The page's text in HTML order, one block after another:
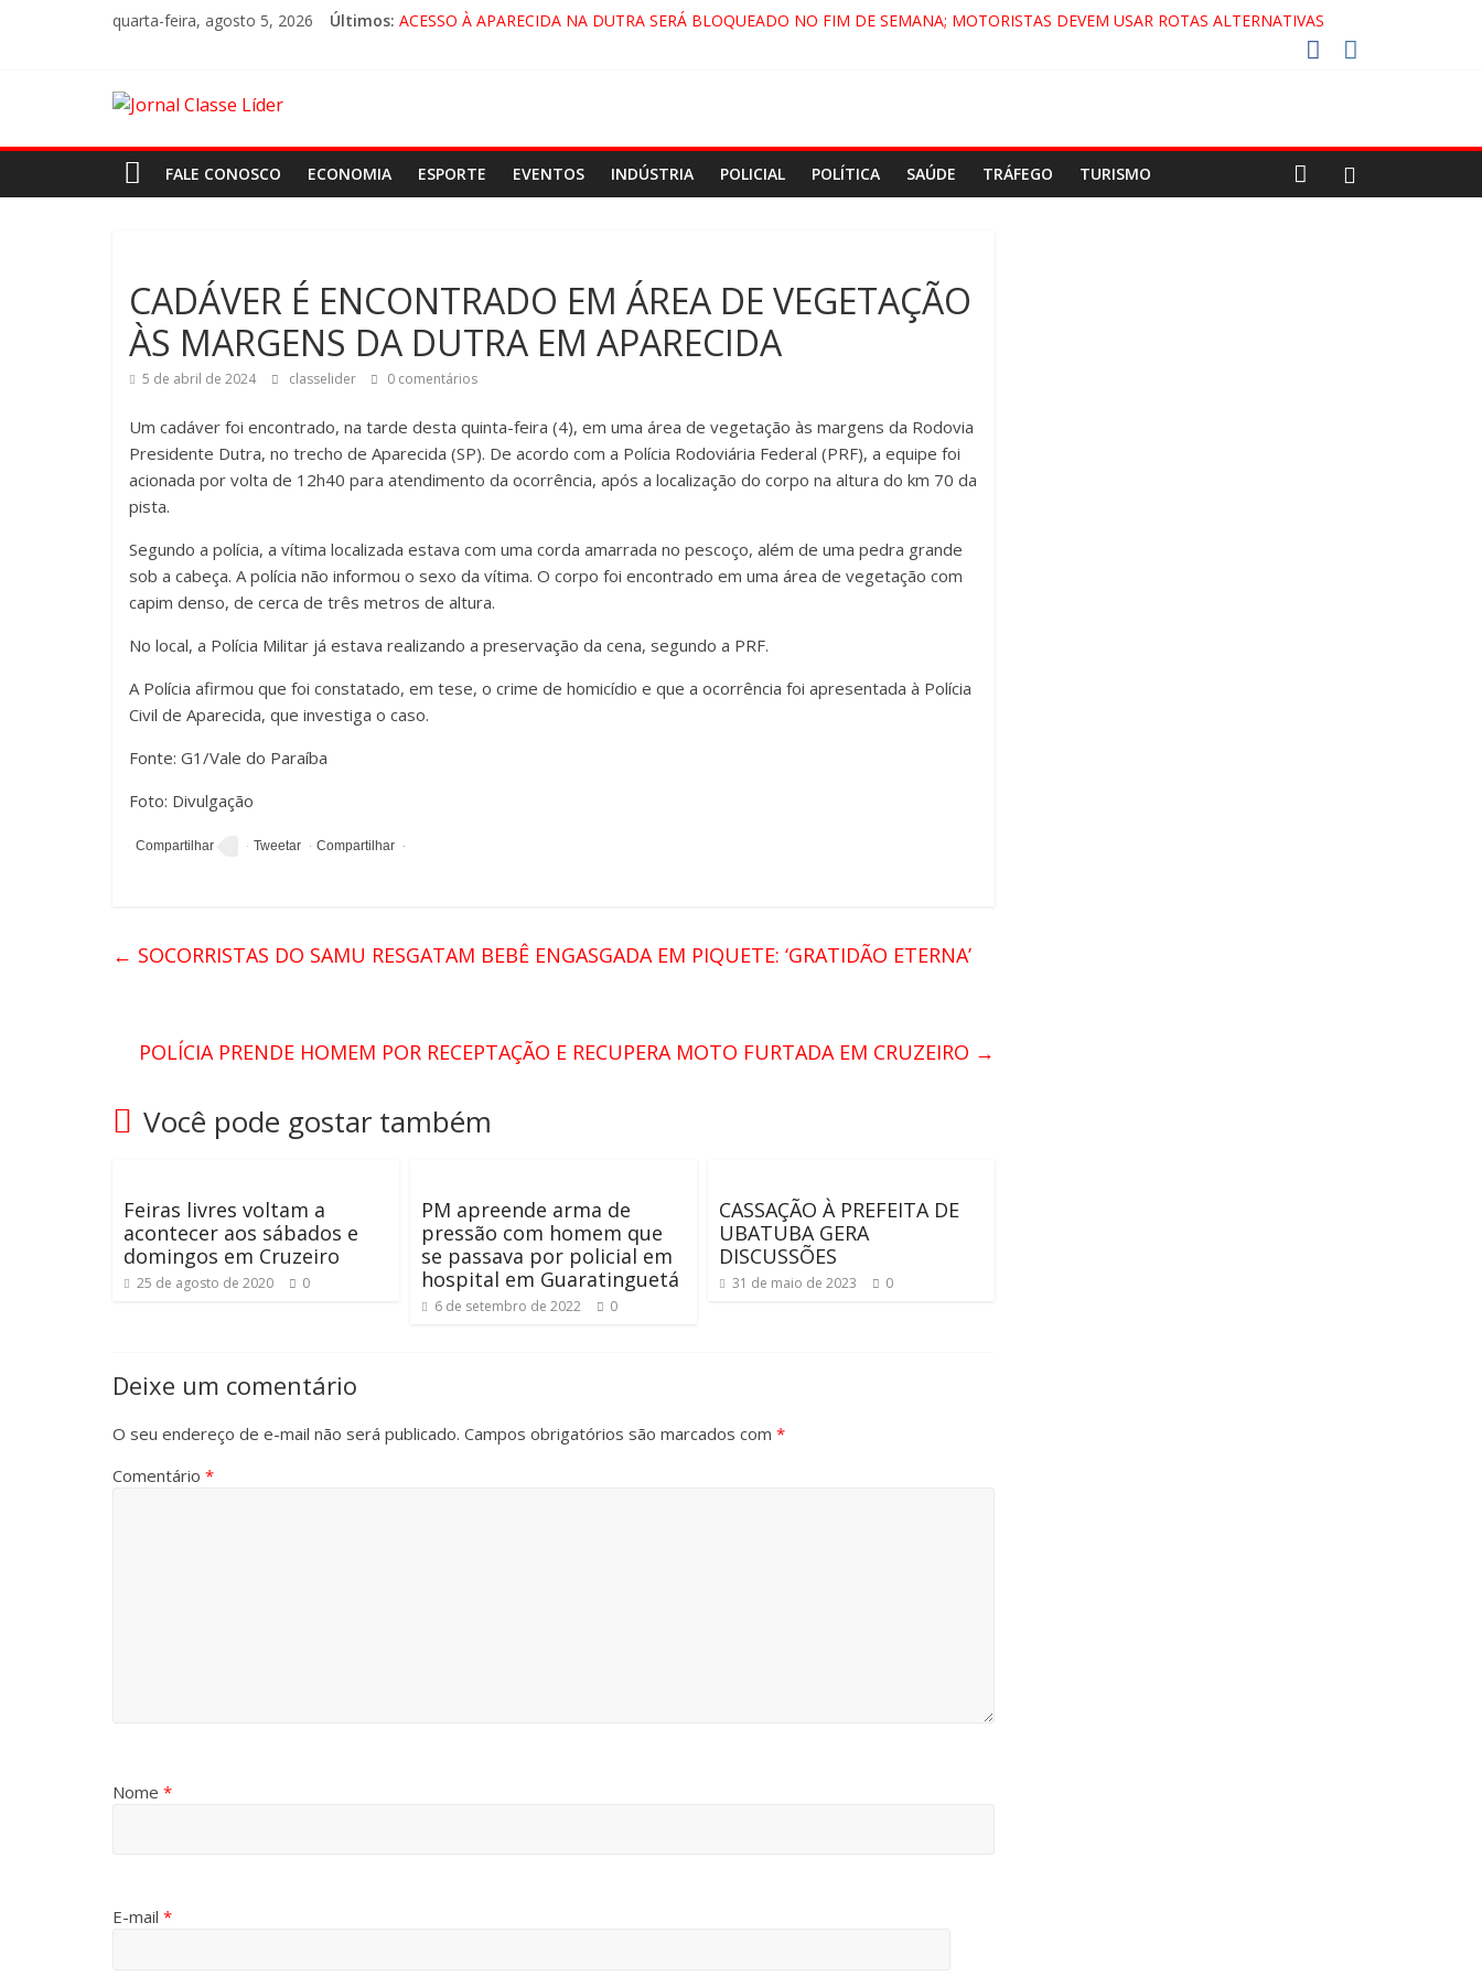
quarta-feira, agosto 5, 2026 Últimos: ACESSO À APARECIDA NA DUTRA SERÁ BLOQUEADO NO FIM DE SEMANA; MOTORISTAS DEVEM USAR ROTAS ALTERNATIVAS
FALE CONOSCO ECONOMIA ESPORTE EVENTOS INDÚSTRIA POLICIAL POLÍTICA SAÚDE TRÁFEGO TURISMO
CADÁVER É ENCONTRADO EM ÁREA DE VEGETAÇÃO
ÀS MARGENS DA DUTRA EM APARECIDA
5 de abril de 2024 classelider 0 comentários
Um cadáver foi encontrado, na tarde desta quinta-feira (4), em uma área de vegetação às margens da Rodovia
Presidente Dutra, no trecho de Aparecida (SP). De acordo com a Polícia Rodoviária Federal (PRF), a equipe foi
acionada por volta de 12h40 para atendimento da ocorrência, após a localização do corpo na altura do km 70 da
pista.
Segundo a polícia, a vítima localizada estava com uma corda amarrada no pescoço, além de uma pedra grande
sob a cabeça. A polícia não informou o sexo da vítima. O corpo foi encontrado em uma área de vegetação com
capim denso, de cerca de três metros de altura.
No local, a Polícia Militar já estava realizando a preservação da cena, segundo a PRF.
A Polícia afirmou que foi constatado, em tese, o crime de homicídio e que a ocorrência foi apresentada à Polícia
Civil de Aparecida, que investiga o caso.
Fonte: G1/Vale do Paraíba
Foto: Divulgação
← SOCORRISTAS DO SAMU RESGATAM BEBÊ ENGASGADA EM PIQUETE: ‘GRATIDÃO ETERNA’
POLÍCIA PRENDE HOMEM POR RECEPTAÇÃO E RECUPERA MOTO FURTADA EM CRUZEIRO →
Você pode gostar também
Feiras livres voltam a
acontecer aos sábados e
domingos em Cruzeiro
25 de agosto de 2020 0
PM apreende arma de
pressão com homem que
se passava por policial em
hospital em Guaratinguetá
6 de setembro de 2022 0
CASSAÇÃO À PREFEITA DE
UBATUBA GERA
DISCUSSÕES
31 de maio de 2023 0
Deixe um comentário
O seu endereço de e-mail não será publicado. Campos obrigatórios são marcados com *
Comentário *
Nome *
E-mail *